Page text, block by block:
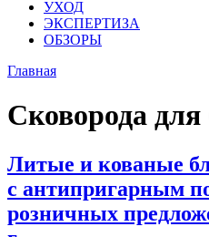
УХОД
ЭКСПЕРТИЗА
ОБЗОРЫ
Главная
Сковорода для
Литые и кованые
с антипригарным
розничных